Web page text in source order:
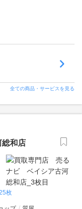
全ての商品・サービスを見る
和店
枚